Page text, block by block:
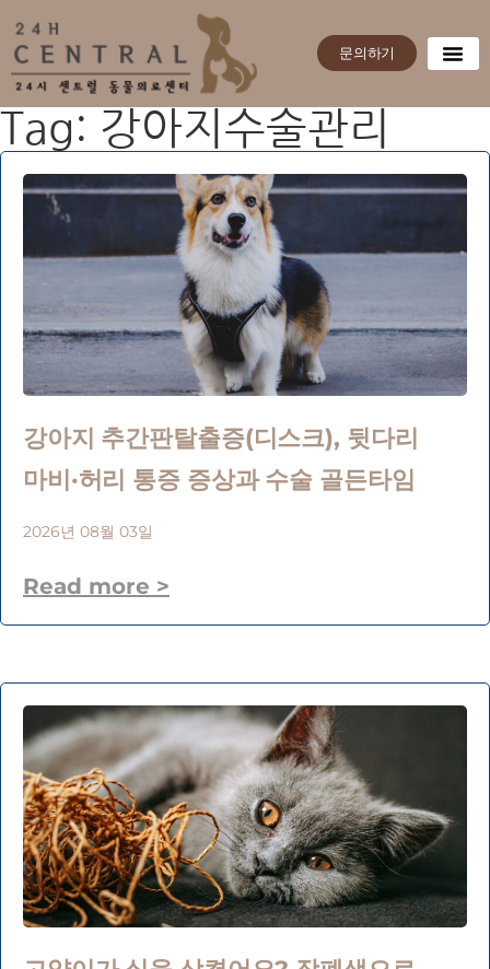
문의하기
Tag: 강아지수술관리
강아지 추간판탈출증(디스크), 뒷다리
마비·허리 통증 증상과 수술 골든타임
2026년 08월 03일
Read more >